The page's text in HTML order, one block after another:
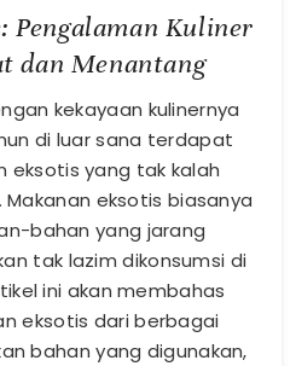
Pengalaman Kuliner
dan Menantang
kekayaan kulinernya
di luar sana terdapat
eksotis yang tak kalah
eksotis biasanya
bahan yang jarang
tak lazim dikonsumsi di
ini akan membahas
eksotis dari berbagai
bahan yang digunakan,